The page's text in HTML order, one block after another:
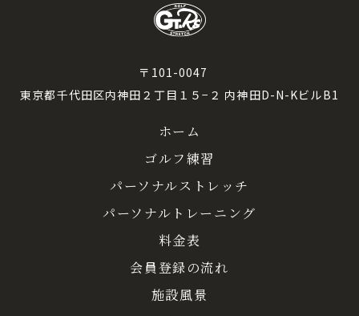
〒101-0047
東京都千代田区内神田２丁目１５−２ 内神田D-N-KビルB1
ホーム
ゴルフ練習
パーソナルストレッチ
パーソナルトレーニング
料金表
会員登録の流れ
施設風景